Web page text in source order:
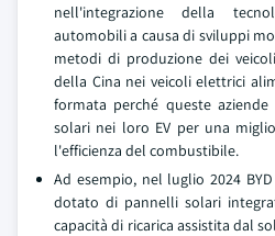
nell'integrazione della
automobili a causa di sviluppi
metodi di produzione dei
della Cina nei veicoli elettrici
formata perché queste
solari nei loro EV per una
l'efficienza del combustibile.
Ad esempio, nel luglio 2024
dotato di pannelli solari
capacità di ricarica assistita dal